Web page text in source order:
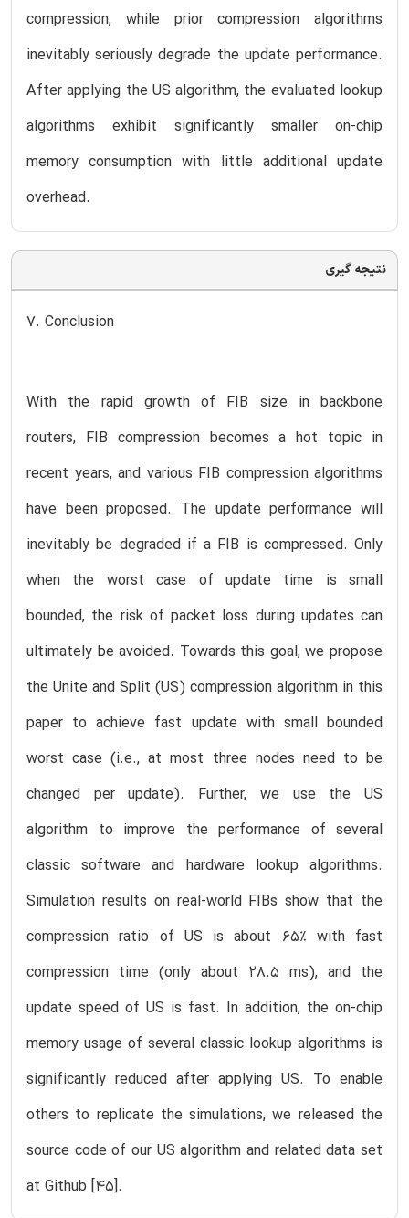
compression, while prior compression algorithms
inevitably seriously degrade the update performance.
After applying the US algorithm, the evaluated lookup
algorithms exhibit significantly smaller on-chip
memory consumption with little additional update
overhead.
نتیجه گیری
7. Conclusion
With the rapid growth of FIB size in backbone
routers, FIB compression becomes a hot topic in
recent years, and various FIB compression algorithms
have been proposed. The update performance will
inevitably be degraded if a FIB is compressed. Only
when the worst case of update time is small
bounded, the risk of packet loss during updates can
ultimately be avoided. Towards this goal, we propose
the Unite and Split (US) compression algorithm in this
paper to achieve fast update with small bounded
worst case (i.e., at most three nodes need to be
changed per update). Further, we use the US
algorithm to improve the performance of several
classic software and hardware lookup algorithms.
Simulation results on real-world FIBs show that the
compression ratio of US is about 65% with fast
compression time (only about 28.5 ms), and the
update speed of US is fast. In addition, the on-chip
memory usage of several classic lookup algorithms is
significantly reduced after applying US. To enable
others to replicate the simulations, we released the
source code of our US algorithm and related data set
at Github [45].